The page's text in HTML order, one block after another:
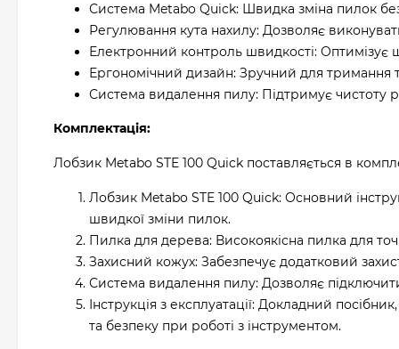
Система Metabo Quick: Швидка зміна пилок
Регулювання кута нахилу: Дозволяє
Електронний контроль швидкості: Оптимізує
Ергономічний дизайн: Зручний для тримання
Система видалення пилу: Підтримує чистоту
Комплектація:
Лобзик Metabo STE 100 Quick поставляється в
Лобзик Metabo STE 100 Quick: Основний
швидкої зміни пилок.
Пилка для дерева: Високоякісна пилка для
Захисний кожух: Забезпечує додатковий
Система видалення пилу: Дозволяє
Інструкція з експлуатації: Докладний
та безпеку при роботі з інструментом.